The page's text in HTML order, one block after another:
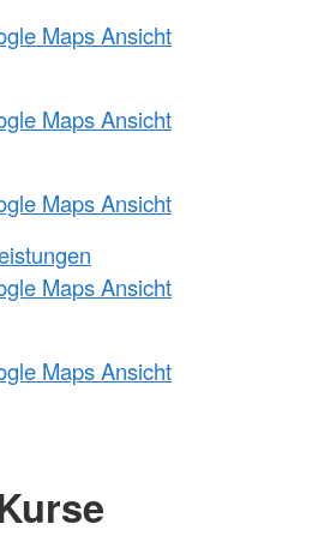
Maps Ansicht
Maps Ansicht
Maps Ansicht
Maps Ansicht
Maps Ansicht